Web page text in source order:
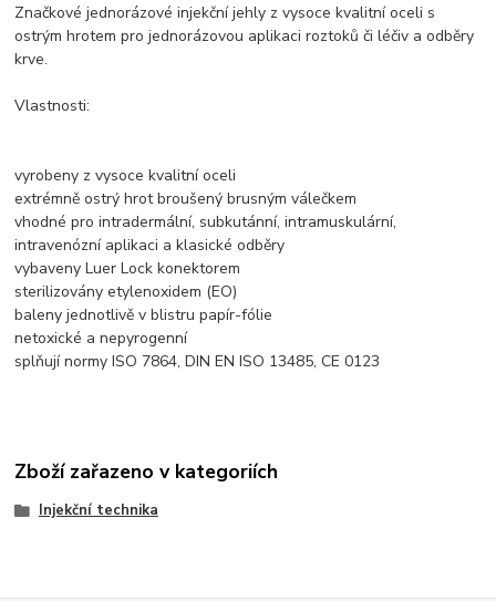
Značkové jednorázové injekční jehly z vysoce kvalitní oceli s
ostrým hrotem pro jednorázovou aplikaci roztoků či léčiv a odběry
krve.
Vlastnosti:
vyrobeny z vysoce kvalitní oceli
extrémně ostrý hrot broušený brusným válečkem
vhodné pro intradermální, subkutánní, intramuskulární,
intravenózní aplikaci a klasické odběry
vybaveny Luer Lock konektorem
sterilizovány etylenoxidem (EO)
baleny jednotlivě v blistru papír-fólie
netoxické a nepyrogenní
splňují normy ISO 7864, DIN EN ISO 13485, CE 0123
Zboží zařazeno v kategoriích
Injekční technika